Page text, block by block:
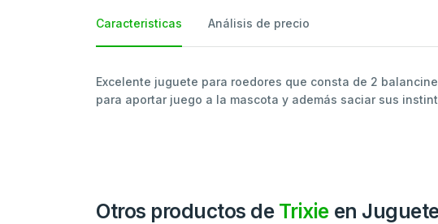
Caracteristicas Análisis de precio
Excelente juguete para roedores que consta de 2
para aportar juego a la mascota y además saciar sus
Otros productos de Trixie en